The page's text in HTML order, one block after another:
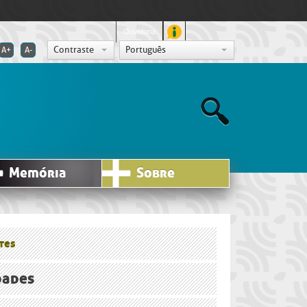
Ouvidoria
A+ A- Contraste Português
Memória Sobre